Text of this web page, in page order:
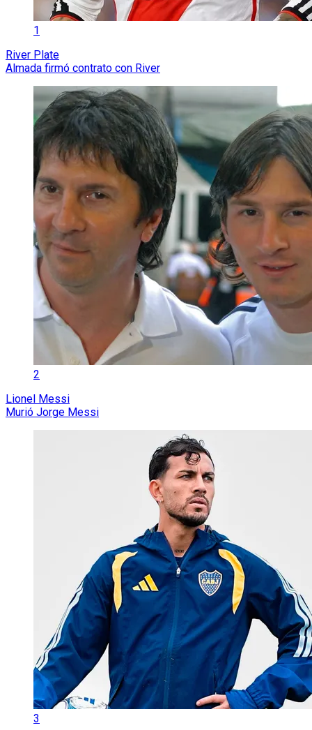
1
River Plate
Almada firmó contrato con River
2
Lionel Messi
Murió Jorge Messi
3